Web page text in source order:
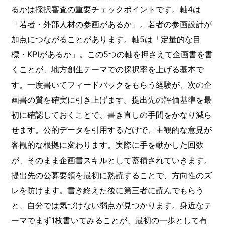
るかは採択審査の重要チェックポイントです。軸4は
「若者・外部人材の参画があるか」。若者の参画設計が
加点につながることがあります。軸5は「定量的な目
標・KPIがあるか」。この5つの軸を押さえて企画書を書
くことが、地方創生テーマでの採択率を上げる基本で
す。一度書いてフィードバックをもらう経験が、次の企
画書の質を確実に引き上げます。提出先の評価基準を最
初に確認しておくことで、書き直しの手間をかなり減ら
せます。公的データを引用するだけで、主観的な意見が
客観的な根拠に変わります。実際に手を動かした回数
が、そのまま企画書スキルとして蓄積されていきます。
提出先の公募要領を最初に熟読することで、方向性のズ
レを防げます。書き終えた後に第三者に読んでもらう
と、自分では気づけない弱点が見つかります。身近なテ
ーマでまず1枚書いてみることが、最初の一歩として有